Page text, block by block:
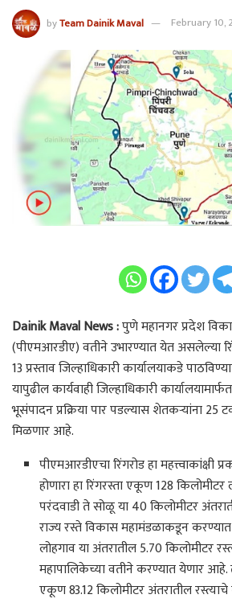
byTeam Dainik Maval February 10,
Dainik Maval News :पुणे महानगर प्रदेश
(पीएमआरडीए) वतीने उभारण्यात येत असलेल्या
13 प्रस्ताव जिल्हाधिकारी कार्यालयाकडे
यापुढील कार्यवाही जिल्हाधिकारी
भूसंपादन प्रक्रिया पार पडल्यास शेतकऱ्यांना 25
मिळणार आहे.
पीएमआरडीएचा रिंगरोड हा
होणारा हा रिंगरस्ता एकूण 128
परंदवाडी ते सोळू या 40 किलोमीटर
राज्य रस्ते विकास महामंडळाकडून
लोहगाव या अंतरातील 5.70 किलोमीटर
महापालिकेच्या वतीने करण्यात येणार
एकूण 83.12 किलोमीटर अंतरातील